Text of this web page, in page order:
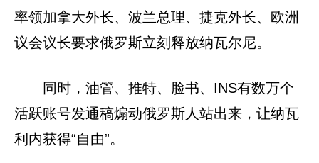
率领加拿大外长、波兰总理、捷克外长、欧洲
议会议长要求俄罗斯立刻释放纳瓦尔尼。
同时，油管、推特、脸书、INS有数万个
活跃账号发通稿煽动俄罗斯人站出来，让纳瓦
利内获得“自由”。